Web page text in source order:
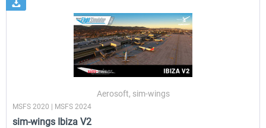
Aerosoft, sim-wings
MSFS 2020 | MSFS 2024
sim-wings Ibiza V2